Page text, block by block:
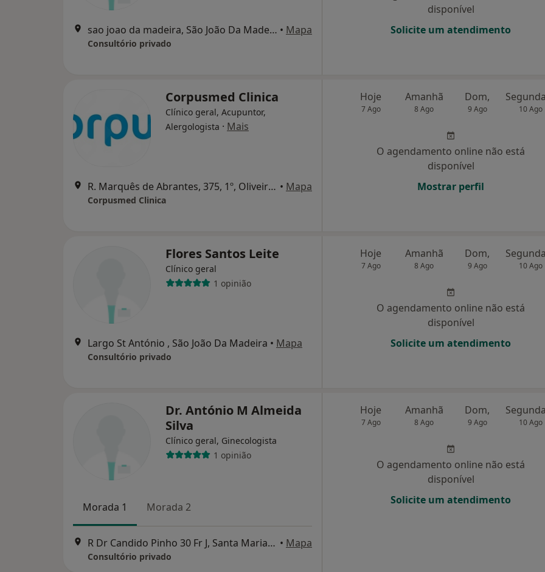
sao joao da madeira, São João Da Madeira • Mapa
Consultório privado
disponível
Solicite um atendimento
Corpusmed Clinica
Clínico geral, Acupuntor,
Alergologista · Mais
R. Marquês de Abrantes, 375, 1º, Oliveira de Azeméis • Mapa
Corpusmed Clinica
Hoje
7 Ago
Amanhã
8 Ago
Dom,
9 Ago 10 Ago
O agendamento online não está
disponível
Mostrar perfil
Flores Santos Leite
Clínico geral
1 opinião
Largo St António , São João Da Madeira • Mapa
Consultório privado
Hoje
7 Ago
Amanhã
8 Ago
Dom,
9 Ago 10 Ago
O agendamento online não está
disponível
Solicite um atendimento
Dr. António M Almeida
Silva
Clínico geral, Ginecologista
1 opinião
Morada 1 Morada 2
R Dr Candido Pinho 30 Fr J, Santa Maria da Feira • Mapa
Consultório privado
Hoje
7 Ago
Amanhã
8 Ago
Dom,
9 Ago 10 Ago
O agendamento online não está
disponível
Solicite um atendimento